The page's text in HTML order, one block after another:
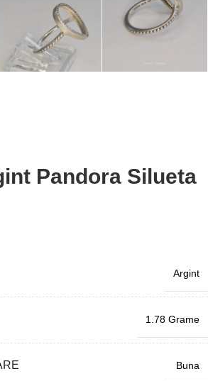
Pandora Silueta
Argint
1.78 Grame
Buna